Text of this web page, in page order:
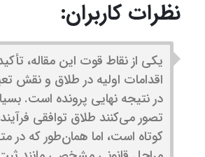
نظرات کاربران:
یکی از نقاط قوت این مقاله،
اقدامات اولیه در طلاق و نقش
در نتیجه نهایی پرونده است.
تصور می‌کنند طلاق توافقی
کوتاه است، اما همان‌طور که در